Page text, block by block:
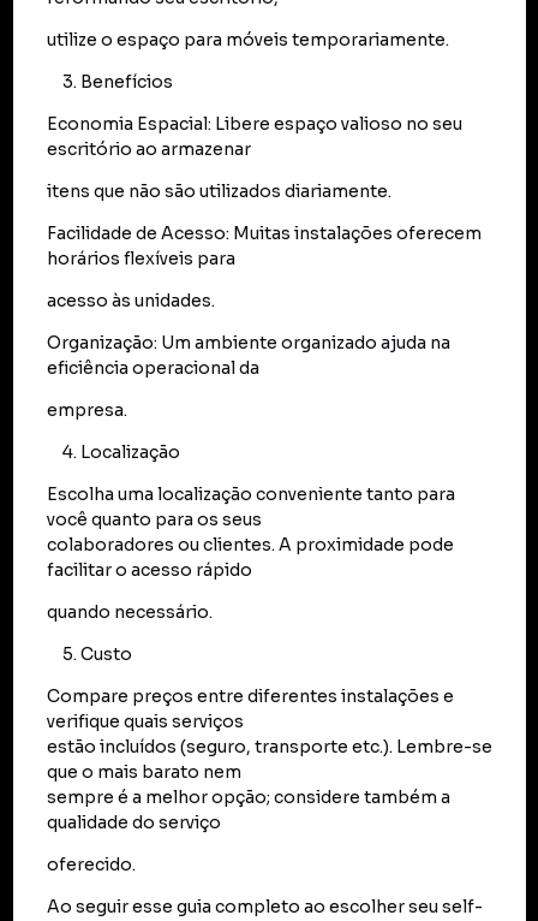
utilize o espaço para móveis temporariamente.
Benefícios
Economia Espacial: Libere espaço valioso no seu
escritório ao armazenar
itens que não são utilizados diariamente.
Facilidade de Acesso: Muitas instalações oferecem
horários flexíveis para
acesso às unidades.
Organização: Um ambiente organizado ajuda na
eficiência operacional da
empresa.
Localização
Escolha uma localização conveniente tanto para
você quanto para os seus
colaboradores ou clientes. A proximidade pode
facilitar o acesso rápido
quando necessário.
Custo
Compare preços entre diferentes instalações e
verifique quais serviços
estão incluídos (seguro, transporte etc.). Lembre-se
que o mais barato nem
sempre é a melhor opção; considere também a
qualidade do serviço
oferecido.
Ao seguir esse guia completo ao escolher seu self-